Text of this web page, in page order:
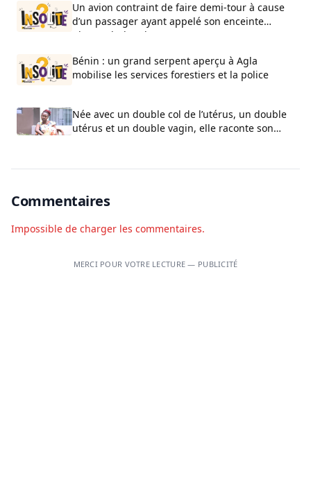
Un avion contraint de faire demi-tour à cause
d’un passager ayant appelé son enceinte
Bluetooth “bombe”
Bénin : un grand serpent aperçu à Agla
mobilise les services forestiers et la police
Née avec un double col de l’utérus, un double
utérus et un double vagin, elle raconte son
Commentaires
Impossible de charger les commentaires.
MERCI POUR VOTRE LECTURE — PUBLICITÉ